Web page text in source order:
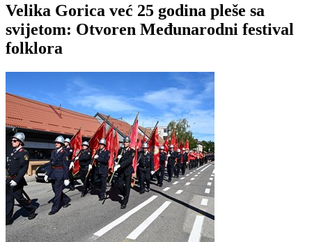
Velika Gorica već 25 godina pleše sa
svijetom: Otvoren Međunarodni festival
folklora